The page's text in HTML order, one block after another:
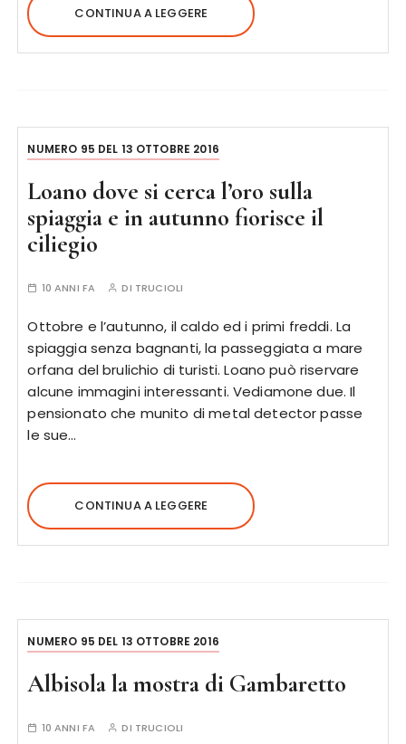
CONTINUA A LEGGERE
NUMERO 95 DEL 13 OTTOBRE 2016
Loano dove si cerca l’oro sulla
spiaggia e in autunno fiorisce il
ciliegio
10 ANNI FA DI TRUCIOLI
Ottobre e l’autunno, il caldo ed i primi freddi. La
spiaggia senza bagnanti, la passeggiata a mare
orfana del brulichio di turisti. Loano può riservare
alcune immagini interessanti. Vediamone due. Il
pensionato che munito di metal detector passe
le sue…
CONTINUA A LEGGERE
NUMERO 95 DEL 13 OTTOBRE 2016
Albisola la mostra di Gambaretto
10 ANNI FA DI TRUCIOLI